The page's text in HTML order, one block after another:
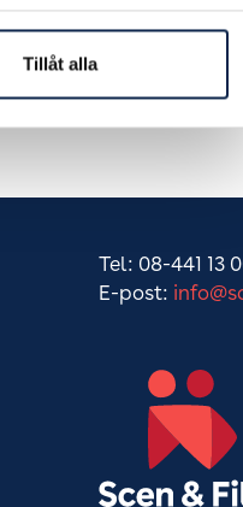
Tillåt alla
Tel: 08-441 13
E-post: